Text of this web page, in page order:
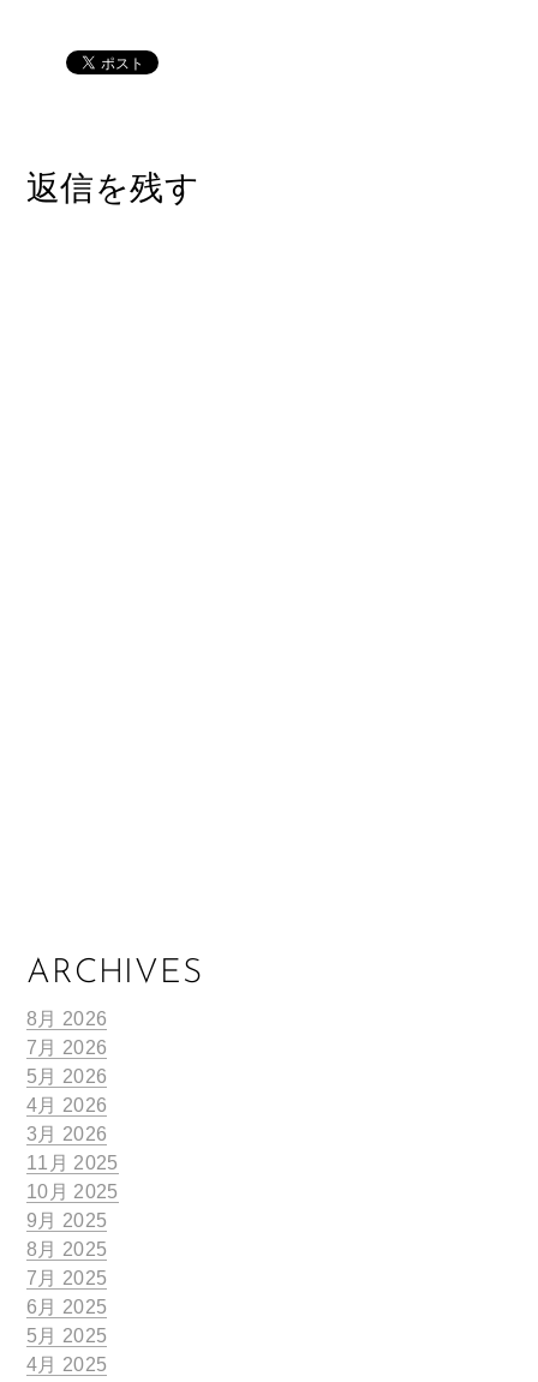
返信を残す
ARCHIVES
8月 2026
7月 2026
5月 2026
4月 2026
3月 2026
11月 2025
10月 2025
9月 2025
8月 2025
7月 2025
6月 2025
5月 2025
4月 2025